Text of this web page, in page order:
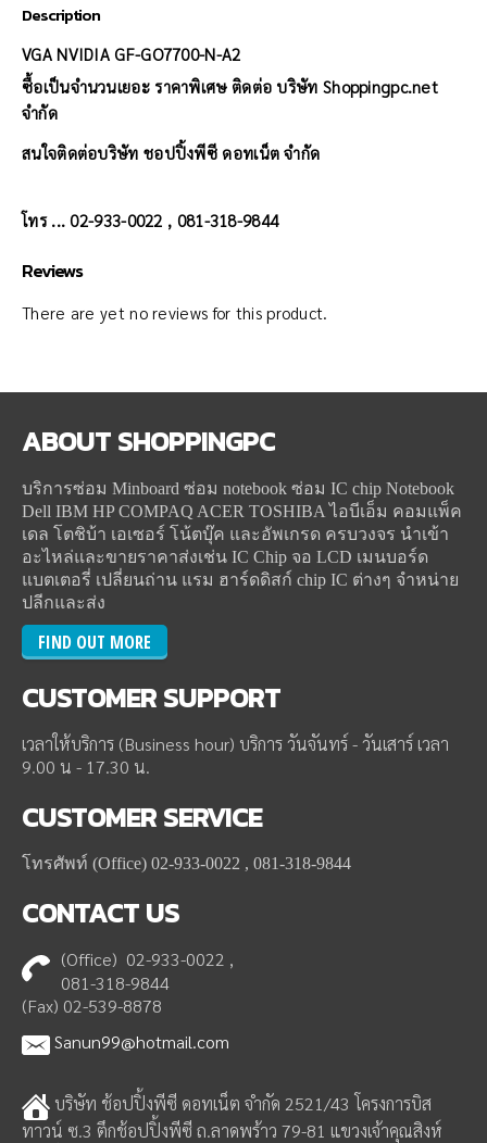
Description
VGA NVIDIA GF-GO7700-N-A2
ซื้อเป็นจำนวนเยอะ ราคาพิเศษ ติดต่อ บริษัท Shoppingpc.net
จำกัด
สนใจติดต่อบริษัท ชอปปิ้งพีซี ดอทเน็ต จำกัด
โทร ... 02-933-0022 , 081-318-9844
Reviews
There are yet no reviews for this product.
ABOUTSHOPPINGPC
บริการซ่อม Minboard ซ่อม notebook ซ่อม IC chip Notebook
Dell IBM HP COMPAQ ACER TOSHIBA ไอบีเอ็ม คอมแพ็ค
เดล โตชิบ้า เอเซอร์ โน้ตบุ๊ค และอัพเกรด ครบวงจร นำเข้า
อะไหล่และขายราคาส่งเช่น IC Chip จอ LCD เมนบอร์ด
แบตเตอรี่ เปลี่ยนถ่าน แรม ฮาร์ดดิสก์ chip IC ต่างๆ จำหน่าย
ปลีกและส่ง
FIND OUT MORE
CUSTOMERSUPPORT
เวลาให้บริการ (Business hour) บริการ วันจันทร์ - วันเสาร์ เวลา
9.00 น - 17.30 น.
CUSTOMERSERVICE
โทรศัพท์ (Office) 02-933-0022 , 081-318-9844
CONTACTUS
(Office) 02-933-0022 ,
081-318-9844
(Fax) 02-539-8878
Sanun99@hotmail.com
บริษัท ช้อปปิ้งพีซี ดอทเน็ต จำกัด 2521/43 โครงการบิส
ทาวน์ ซ.3 ตึกช้อปปิ้งพีซี ถ.ลาดพร้าว 79-81 แขวงเจ้าคุณสิงห์